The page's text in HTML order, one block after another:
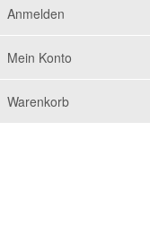
Anmelden
Mein Konto
Warenkorb